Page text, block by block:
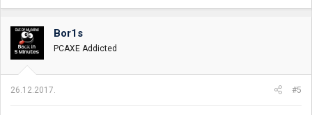
Bor1s
PCAXE Addicted
26.12.2017. #5